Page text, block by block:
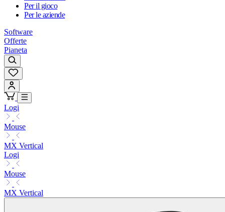
Per il gioco
Per le aziende
Software
Offerte
Pianeta
Logi
Mouse
MX Vertical
Logi
Mouse
MX Vertical